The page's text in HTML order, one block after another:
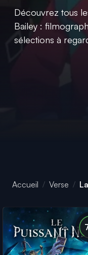
Découvrez tous
Bailey :
sélections à
Accueil Verse